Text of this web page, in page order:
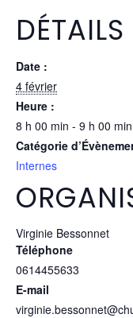
DÉTAILS
Date :
4 février
Heure :
8 h 00 min - 9 h 00 min
Catégorie
Internes
Virginie Bessonnet
Téléphone
0614455633
E-mail